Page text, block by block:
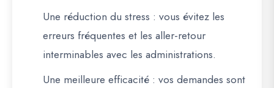
Une réduction du stress : vous évitez les
erreurs fréquentes et les aller-retour
interminables avec les administrations.
Une meilleure efficacité : vos demandes sont